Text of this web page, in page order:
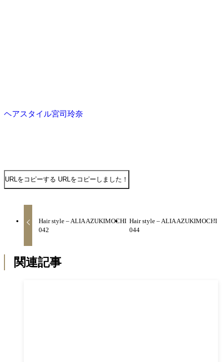
ヘアスタイル宮司玲奈
URLをコピーする URLをコピーしました！
Hair style – ALIA AZUKIMOCHI
042
Hair style – ALIA AZUKIMOCHI
044
関連記事